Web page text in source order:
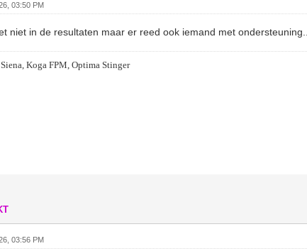
03:50 PM
niet in de resultaten maar er reed ook iemand met ondersteuning...
Koga FPM, Optima Stinger
03:56 PM